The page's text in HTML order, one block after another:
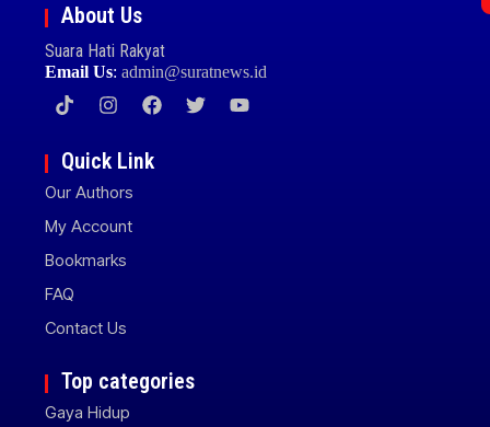
About Us
Suara Hati Rakyat
Email Us:admin@suratnews.id
Quick Link
Our Authors
My Account
Bookmarks
FAQ
Contact Us
Top categories
Gaya Hidup